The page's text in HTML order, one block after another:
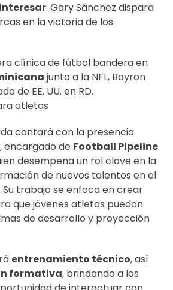
: Gary Sánchez dispara
en la victoria de los
clínica de fútbol bandera en
junto a la NFL, Bayron
de EE. UU. en RD.
atletas
contará con la presencia
, encargado de Football Pipeline
desempeña un rol clave en la
de nuevos talentos en el
trabajo se enfoca en crear
que jóvenes atletas puedan
de desarrollo y proyección
entrenamiento técnico, así
formativa, brindando a los